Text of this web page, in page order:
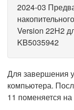
2024-03
Version 22H2
KB5035942
Для завершения
компьютера.
11 поменяется